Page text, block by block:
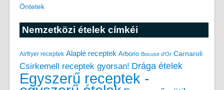
Öntetek
Nemzetközi ételek címkéi
Airfryer receptek Alaplé receptek Arborio Bocuse d'Or Carnaroli
Csirkemell receptek gyorsan! Drága ételek
Egyszerű receptek -